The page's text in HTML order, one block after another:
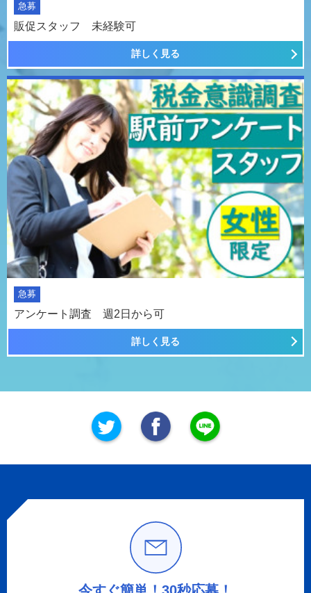
急募
販促スタッフ 未経験可
詳しく見る
急募
アンケート調査 週2日から可
詳しく見る